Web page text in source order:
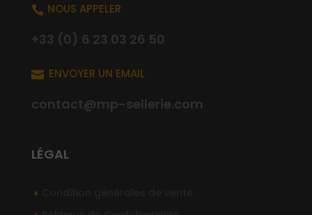
 NOUS APPELER
+33 (0) 6 23 03 26 50
 ENVOYER UN EMAIL
contact@mp-sellerie.com
LÉGAL